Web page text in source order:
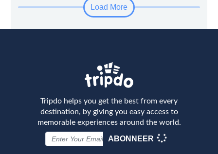
Load More
Tripdo helps you get the best from every
destination, by giving you easy access to
memorable experiences around the world.
ABONNEER